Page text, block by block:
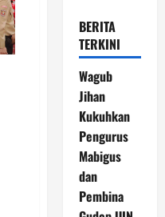
BERITA
TERKINI
Wagub
Jihan
Kukuhkan
Pengurus
Mabigus
dan
Pembina